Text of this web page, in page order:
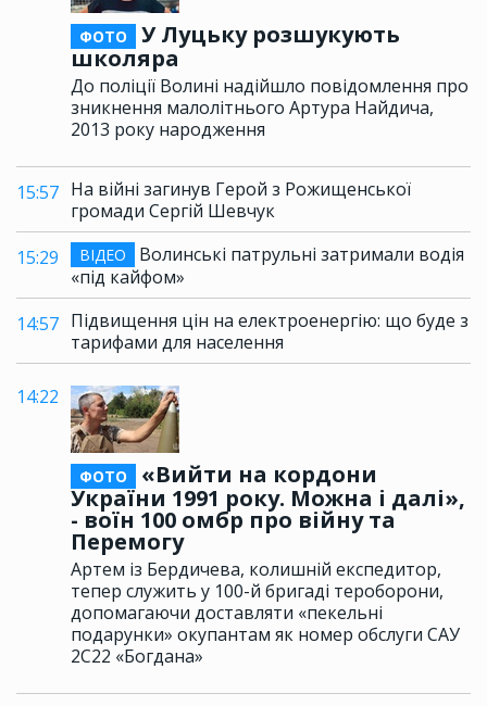
ФОТО
У Луцьку розшукують
школяра
До поліції Волині надійшло повідомлення про
зникнення малолітнього Артура Найдича,
2013 року народження
15:57 На війні загинув Герой з Рожищенської
громади Сергій Шевчук
15:29
ВІДЕО
Волинські патрульні затримали водія
«під кайфом»
14:57 Підвищення цін на електроенергію: що буде з
тарифами для населення
14:22
ФОТО
«Вийти на кордони
України 1991 року. Можна і далі»,
- воїн 100 омбр про війну та
Перемогу
Артем із Бердичева, колишній експедитор,
тепер служить у 100-й бригаді тероборони,
допомагаючи доставляти «пекельні
подарунки» окупантам як номер обслуги САУ
2С22 «Богдана»